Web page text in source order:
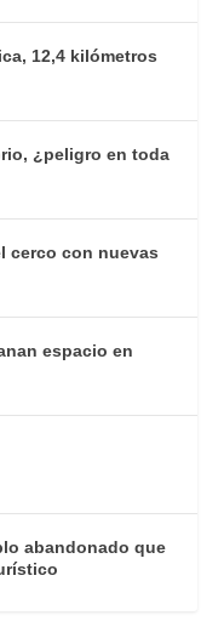
12,4 kilómetros
¿peligro en toda
cerco con nuevas
espacio en
abandonado que